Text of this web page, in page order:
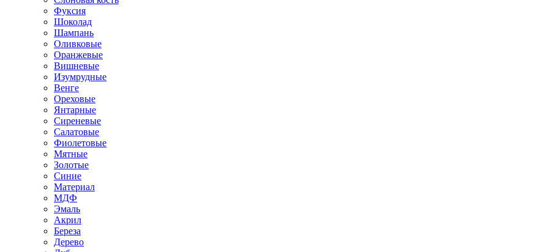
Фуксия
Шоколад
Шампань
Оливковые
Оранжевые
Вишневые
Изумрудные
Венге
Ореховые
Янтарные
Сиреневые
Салатовые
Фиолетовые
Мятные
Золотые
Синие
Материал
МДФ
Эмаль
Акрил
Береза
Дерево